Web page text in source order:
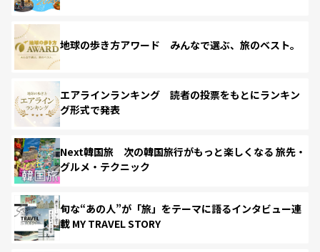
地球の歩き方アワード みんなで選ぶ、旅のベスト。
エアラインランキング 読者の投票をもとにランキン
グ形式で発表
Next韓国旅 次の韓国旅行がもっと楽しくなる 旅先・
グルメ・テクニック
旬な“あの人”が「旅」をテーマに語るインタビュー連
載 MY TRAVEL STORY